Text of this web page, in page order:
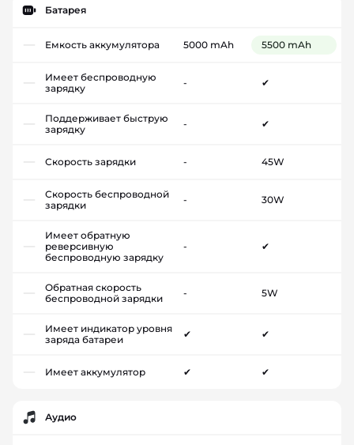
Батарея
Емкость аккумулятора 5000 mAh 5500 mAh
Имеет беспроводную
зарядку
- ✔
Поддерживает быструю
зарядку
- ✔
Скорость зарядки - 45W
Скорость беспроводной
зарядки
- 30W
Имеет обратную
реверсивную
беспроводную зарядку
- ✔
Обратная скорость
беспроводной зарядки
- 5W
Имеет индикатор уровня
заряда батареи
✔ ✔
Имеет аккумулятор ✔ ✔
Аудио